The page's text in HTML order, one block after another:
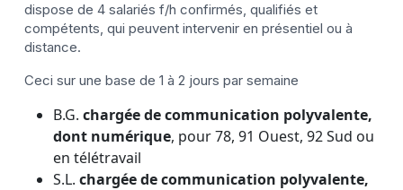
dispose de 4 salariés f/h confirmés, qualifiés et
compétents, qui peuvent intervenir en présentiel ou à
distance.
Ceci sur une base de 1 à 2 jours par semaine
B.G. chargée de communication polyvalente,
dont numérique, pour 78, 91 Ouest, 92 Sud ou
en télétravail
S.L. chargée de communication polyvalente,